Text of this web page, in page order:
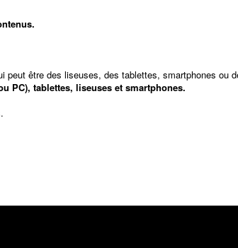
peut être des liseuses, des tablettes, smartphones ou
PC), tablettes, liseuses et smartphones.
.